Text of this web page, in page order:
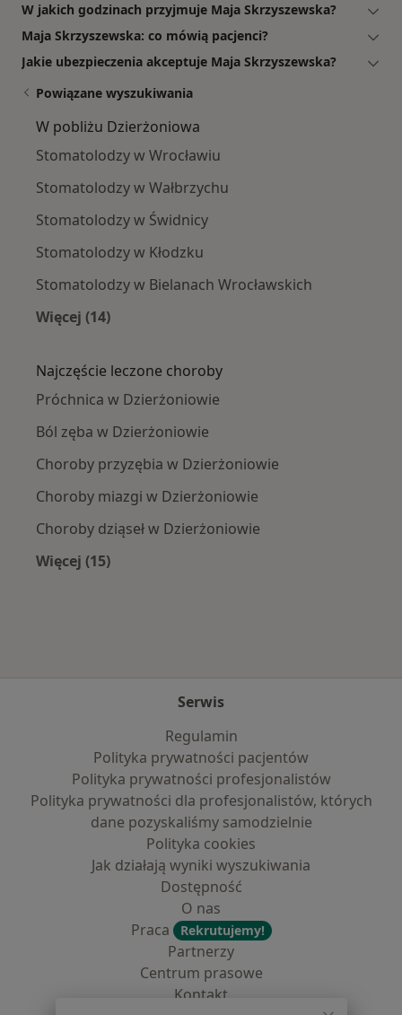
W jakich godzinach przyjmuje Maja Skrzyszewska?
Maja Skrzyszewska: co mówią pacjenci?
Jakie ubezpieczenia akceptuje Maja Skrzyszewska?
Powiązane wyszukiwania
W pobliżu Dzierżoniowa
Stomatolodzy w Wrocławiu
Stomatolodzy w Wałbrzychu
Stomatolodzy w Świdnicy
Stomatolodzy w Kłodzku
Stomatolodzy w Bielanach Wrocławskich
Więcej (14)
Najczęście leczone choroby
Próchnica w Dzierżoniowie
Ból zęba w Dzierżoniowie
Choroby przyzębia w Dzierżoniowie
Choroby miazgi w Dzierżoniowie
Choroby dziąseł w Dzierżoniowie
Więcej (15)
Serwis
Regulamin
Polityka prywatności pacjentów
Polityka prywatności profesjonalistów
Polityka prywatności dla profesjonalistów, których
dane pozyskaliśmy samodzielnie
Polityka cookies
Jak działają wyniki wyszukiwania
Dostępność
O nas
Praca
Rekrutujemy!
Partnerzy
Centrum prasowe
Kontakt